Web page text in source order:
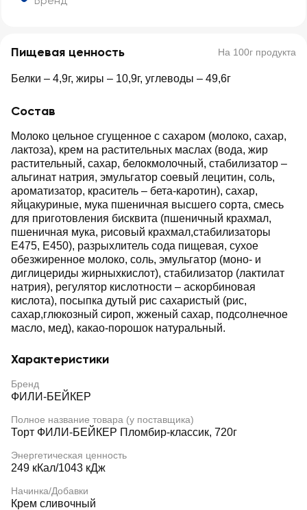
Пищевая ценность На 100г продукта
Белки – 4,9г, жиры – 10,9г, углеводы – 49,6г
Состав
Молоко цельное сгущенное с сахаром (молоко, сахар,
лактоза), крем на растительных маслах (вода, жир
растительный, сахар, белокмолочный, стабилизатор –
альгинат натрия, эмульгатор соевый лецитин, соль,
ароматизатор, краситель – бета-каротин), сахар,
яйцакуриные, мука пшеничная высшего сорта, смесь
для приготовления бисквита (пшеничный крахмал,
пшеничная мука, рисовый крахмал,стабилизаторы
Е475, Е450), разрыхлитель сода пищевая, сухое
обезжиренное молоко, соль, эмульгатор (моно- и
диглицериды жирныхкислот), стабилизатор (лактилат
натрия), регулятор кислотности – аскорбиновая
кислота), посыпка дутый рис сахаристый (рис,
сахар,глюкозный сироп, жженый сахар, подсолнечное
масло, мед), какао-порошок натуральный.
Характеристики
Бренд
ФИЛИ-БЕЙКЕР
Полное название товара (у поставщика)
Торт ФИЛИ-БЕЙКЕР Пломбир-классик, 720г
Энергетическая ценность
249 кКал/1043 кДж
Начинка/Добавки
Крем сливочный